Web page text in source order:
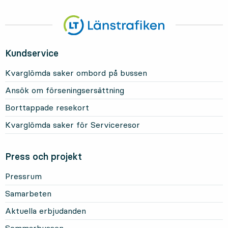
Kundservice
Kvarglömda saker ombord på bussen
Ansök om förseningsersättning
Borttappade resekort
Kvarglömda saker för Serviceresor
Press och projekt
Pressrum
Samarbeten
Aktuella erbjudanden